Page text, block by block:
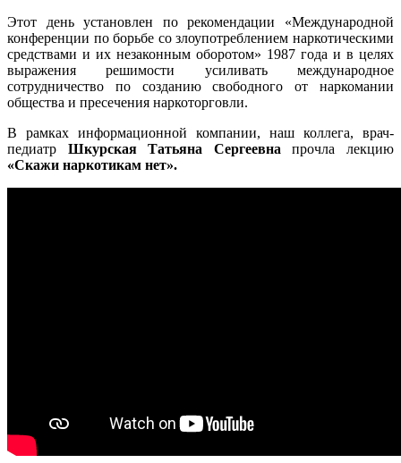
Этот день установлен по рекомендации «Международной
конференции по борьбе со злоупотреблением наркотическими
средствами и их незаконным оборотом» 1987 года и в целях
выражения решимости усиливать международное
сотрудничество по созданию свободного от наркомании
общества и пресечения наркоторговли.
В рамках информационной компании, наш коллега, врач-
педиатр Шкурская Татьяна Сергеевнапрочла лекцию
«Скажи наркотикам нет».